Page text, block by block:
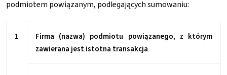
podmiotem powiązanym, podlegających sumowaniu:
1
Firma (nazwa) podmiotu powiązanego, z którym
zawierana jest istotna transakcja